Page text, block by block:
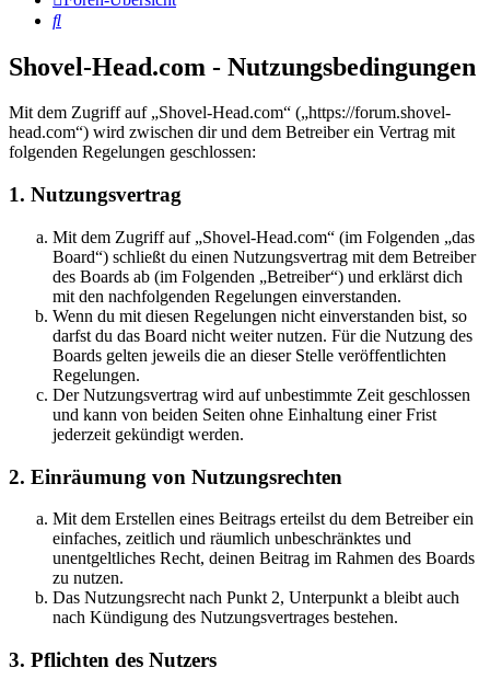
Suche
Shovel-Head.com - Nutzungsbedingungen
Mit dem Zugriff auf „Shovel-Head.com“ („https://forum.shovel-
head.com“) wird zwischen dir und dem Betreiber ein Vertrag mit
folgenden Regelungen geschlossen:
1. Nutzungsvertrag
Mit dem Zugriff auf „Shovel-Head.com“ (im Folgenden „das
Board“) schließt du einen Nutzungsvertrag mit dem Betreiber
des Boards ab (im Folgenden „Betreiber“) und erklärst dich
mit den nachfolgenden Regelungen einverstanden.
Wenn du mit diesen Regelungen nicht einverstanden bist, so
darfst du das Board nicht weiter nutzen. Für die Nutzung des
Boards gelten jeweils die an dieser Stelle veröffentlichten
Regelungen.
Der Nutzungsvertrag wird auf unbestimmte Zeit geschlossen
und kann von beiden Seiten ohne Einhaltung einer Frist
jederzeit gekündigt werden.
2. Einräumung von Nutzungsrechten
Mit dem Erstellen eines Beitrags erteilst du dem Betreiber ein
einfaches, zeitlich und räumlich unbeschränktes und
unentgeltliches Recht, deinen Beitrag im Rahmen des Boards
zu nutzen.
Das Nutzungsrecht nach Punkt 2, Unterpunkt a bleibt auch
nach Kündigung des Nutzungsvertrages bestehen.
3. Pflichten des Nutzers